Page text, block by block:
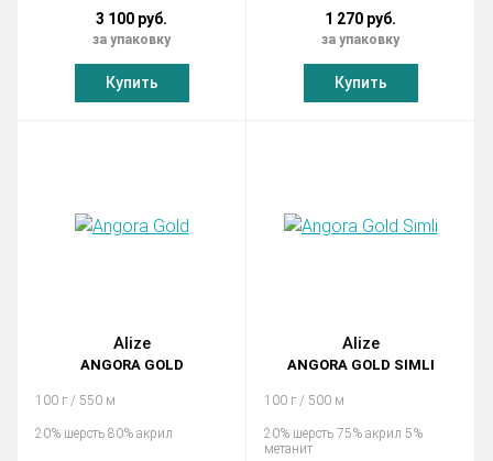
3 100 руб.
за упаковку
Купить
1 270 руб.
за упаковку
Купить
Alize
ANGORA GOLD
100 г / 550 м
20% шерсть 80% акрил
Alize
ANGORA GOLD SIMLI
100 г / 500 м
20% шерсть 75% акрил 5%
метанит